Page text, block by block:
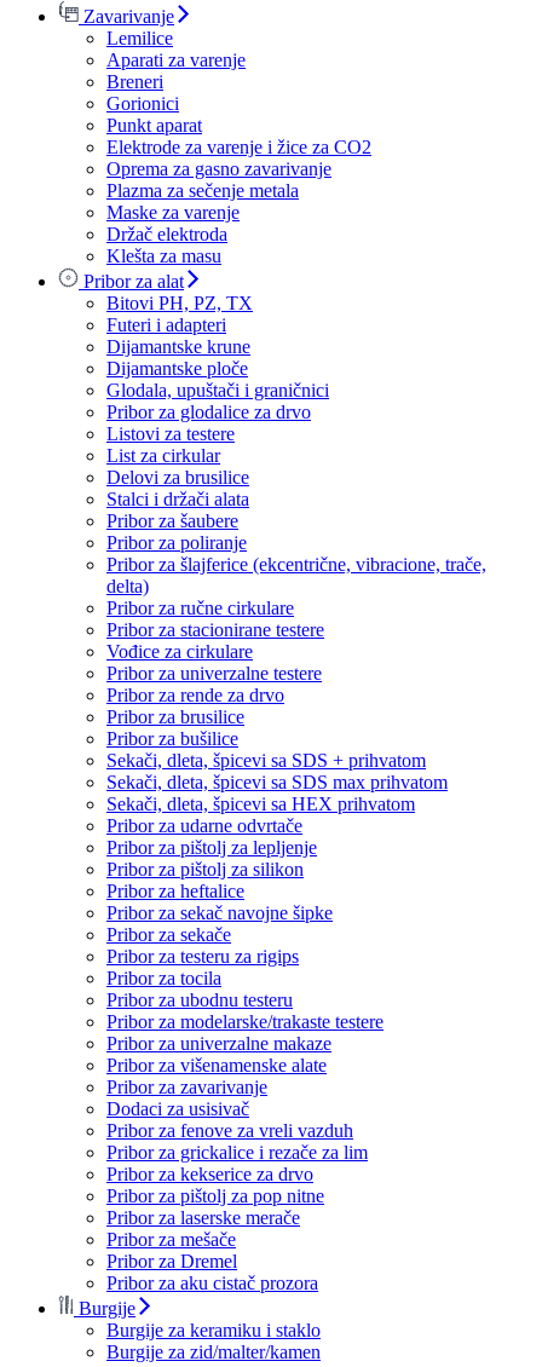
Zavarivanje
Lemilice
Aparati za varenje
Breneri
Gorionici
Punkt aparat
Elektrode za varenje i žice za CO2
Oprema za gasno zavarivanje
Plazma za sečenje metala
Maske za varenje
Držač elektroda
Klešta za masu
Pribor za alat
Bitovi PH, PZ, TX
Futeri i adapteri
Dijamantske krune
Dijamantske ploče
Glodala, upuštači i graničnici
Pribor za glodalice za drvo
Listovi za testere
List za cirkular
Delovi za brusilice
Stalci i držači alata
Pribor za šaubere
Pribor za poliranje
Pribor za šlajferice (ekcentrične, vibracione, trače,
delta)
Pribor za ručne cirkulare
Pribor za stacionirane testere
Vođice za cirkulare
Pribor za univerzalne testere
Pribor za rende za drvo
Pribor za brusilice
Pribor za bušilice
Sekači, dleta, špicevi sa SDS + prihvatom
Sekači, dleta, špicevi sa SDS max prihvatom
Sekači, dleta, špicevi sa HEX prihvatom
Pribor za udarne odvrtače
Pribor za pištolj za lepljenje
Pribor za pištolj za silikon
Pribor za heftalice
Pribor za sekač navojne šipke
Pribor za sekače
Pribor za testeru za rigips
Pribor za tocila
Pribor za ubodnu testeru
Pribor za modelarske/trakaste testere
Pribor za univerzalne makaze
Pribor za višenamenske alate
Pribor za zavarivanje
Dodaci za usisivač
Pribor za fenove za vreli vazduh
Pribor za grickalice i rezače za lim
Pribor za kekserice za drvo
Pribor za pištolj za pop nitne
Pribor za laserske merače
Pribor za mešače
Pribor za Dremel
Pribor za aku cistač prozora
Burgije
Burgije za keramiku i staklo
Burgije za zid/malter/kamen